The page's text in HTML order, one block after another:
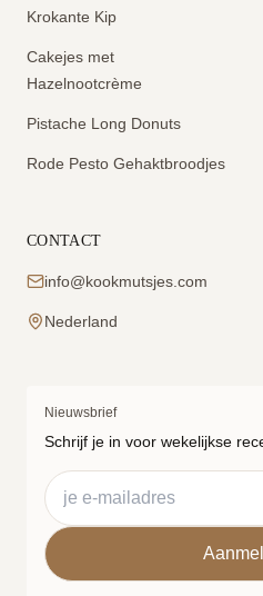
Krokante Kip
Cakejes met
Hazelnootcrème
Pistache Long Donuts
Rode Pesto Gehaktbroodjes
CONTACT
info@kookmutsjes.com
Nederland
Nieuwsbrief
Schrijf je in voor wekelijkse